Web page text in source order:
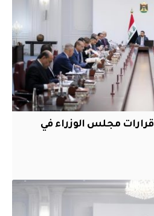
مجلس الوزراء في